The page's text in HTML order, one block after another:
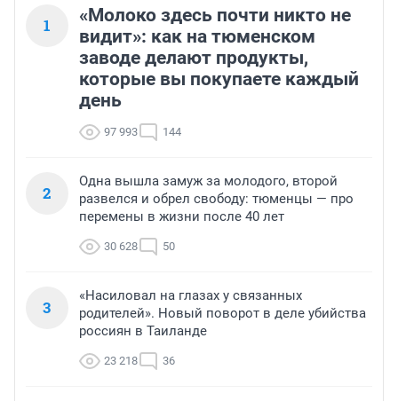
1
«Молоко здесь почти никто не
видит»: как на тюменском
заводе делают продукты,
которые вы покупаете каждый
день
97 993 144
2
Одна вышла замуж за молодого, второй
развелся и обрел свободу: тюменцы — про
перемены в жизни после 40 лет
30 628 50
3
«Насиловал на глазах у связанных
родителей». Новый поворот в деле убийства
россиян в Таиланде
23 218 36